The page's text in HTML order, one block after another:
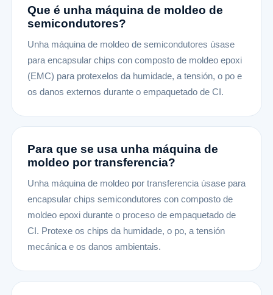
Que é unha máquina de moldeo de
semicondutores?
Unha máquina de moldeo de semicondutores úsase
para encapsular chips con composto de moldeo epoxi
(EMC) para protexelos da humidade, a tensión, o po e
os danos externos durante o empaquetado de CI.
Para que se usa unha máquina de
moldeo por transferencia?
Unha máquina de moldeo por transferencia úsase para
encapsular chips semicondutores con composto de
moldeo epoxi durante o proceso de empaquetado de
CI. Protexe os chips da humidade, o po, a tensión
mecánica e os danos ambientais.